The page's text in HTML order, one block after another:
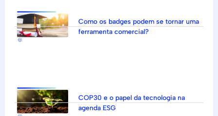
Como os badges podem se tornar uma
ferramenta comercial?
COP30 e o papel da tecnologia na
agenda ESG